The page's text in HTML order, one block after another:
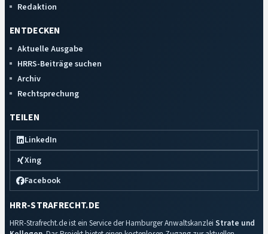
Redaktion
ENTDECKEN
Aktuelle Ausgabe
HRRS-Beiträge suchen
Archiv
Rechtsprechung
TEILEN
LinkedIn
Xing
Facebook
HRR-STRAFRECHT.DE
HRR-Strafrecht.de ist ein Service der Hamburger Anwaltskanzlei Strate und